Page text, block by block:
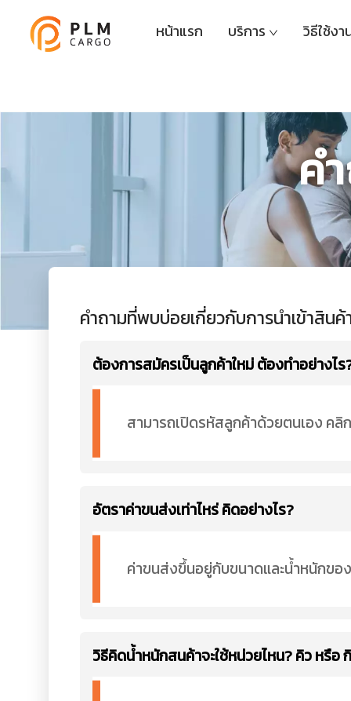
หน้าแรก บริการ วิธีใช้งา
ค
คำถามที่พบบ่อยเกี่ยวกับการนำเข้าสิน
ต้องการสมัครเป็นลูกค้าใหม่ ต้องทำอย่างไร
สามารถเปิดรหัสลูกค้าด้วยตนเอง คลิก
อัตราค่าขนส่งเท่าไหร่ คิดอย่างไร?
ค่าขนส่งขึ้นอยู่กับขนาดและน้ำหนักขอ
วิธีคิดน้ำหนักสนค้าจะใช้หน่วยไหน? คิว หรือ